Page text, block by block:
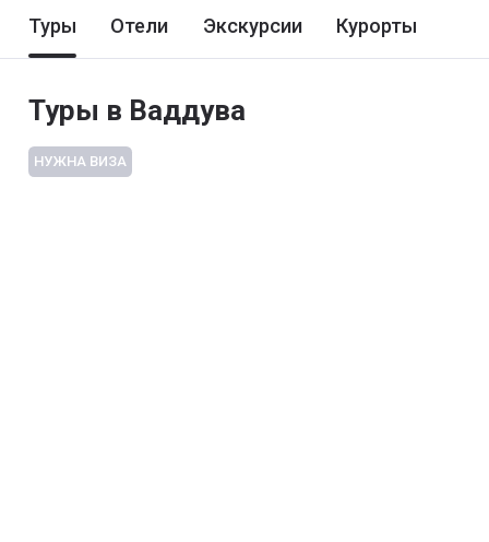
Туры Отели Экскурсии Курорты
Туры в Ваддува
НУЖНА ВИЗА